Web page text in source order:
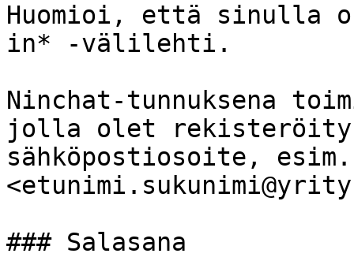
Huomioi, että sinulla
in* -välilehti.
Ninchat-tunnuksena
jolla olet
sähköpostiosoite,
### Salasana